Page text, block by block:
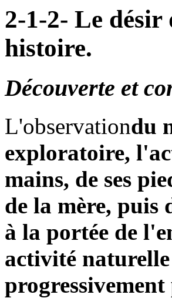
2-1-2- Le désir
histoire.
Découverte et
L'observationdu
exploratoire,
mains, de ses
de la mère, puis
à la portée de
activité naturelle